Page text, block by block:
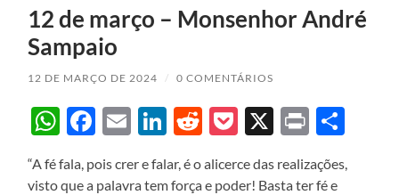
12 de março – Monsenhor André
Sampaio
12 DE MARÇO DE 2024 / 0 COMENTÁRIOS
WhatsApp
Facebook
EmailLinkedIn
Reddit
Pocket
X Print
“A fé fala, pois crer e falar, é o alicerce das realizações,
visto que a palavra tem força e poder! Basta ter fé e